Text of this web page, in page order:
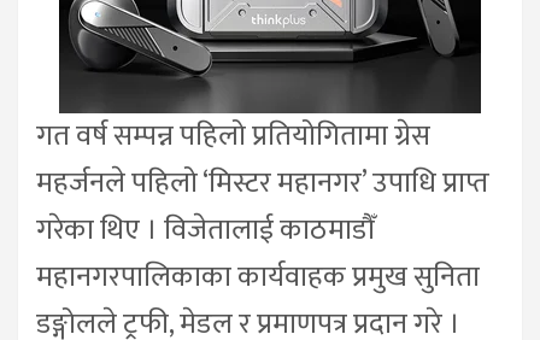
गत वर्ष सम्पन्न पहिलो प्रतियोगितामा ग्रेस
महर्जनले पहिलो ‘मिस्टर महानगर’ उपाधि प्राप्त
गरेका थिए । विजेतालाई काठमाडौँ
महानगरपालिकाका कार्यवाहक प्रमुख सुनिता
डङ्गोलले ट्रफी, मेडल र प्रमाणपत्र प्रदान गरे ।